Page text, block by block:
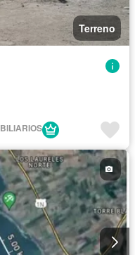
Terreno